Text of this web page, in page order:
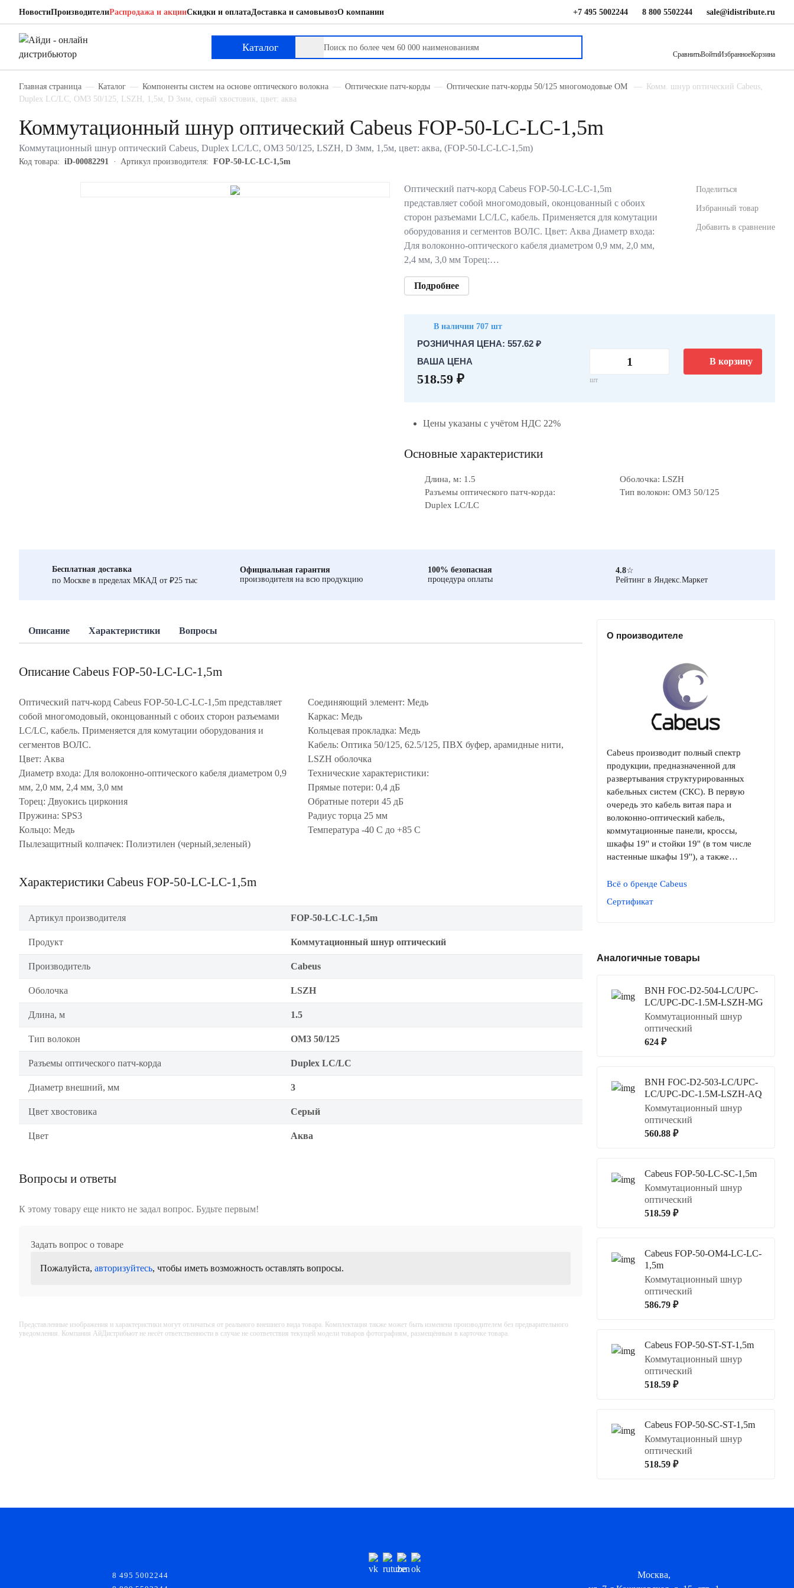
НовостиПроизводителиРаспродажа и акцииСкидки и оплатаДоставка и самовывозО компании +7 495 5002244 8 800 5502244 sale@idistribute.ru
Каталог
СравнитьВойтиИзбранноеКорзина
Главная страница Каталог Компоненты систем на основе оптического волокна Оптические патч-корды Оптические патч-корды 50/125 многомодовые ОМ
Комм. шнур оптический Cabeus,
Duplex LC/LC, OM3 50/125, LSZH, 1,5м, D 3мм, серый хвостовик, цвет: аква
Коммутационный шнур оптический Cabeus FOP-50-LC-LC-1,5m
Коммутационный шнур оптический Cabeus, Duplex LC/LC, OM3 50/125, LSZH, D 3мм, 1,5м, цвет: аква, (FOP-50-LC-LC-1,5m)
Код товара: iD-00082291 Артикул производителя: FOP-50-LC-LC-1,5m
Оптический патч-корд Cabeus FOP-50-LC-LC-1,5m
представляет собой многомодовый, оконцованный с обоих
сторон разъемами LC/LC, кабель. Применяется для комутации
оборудования и сегментов ВОЛС. Цвет: Аква Диаметр входа:
Для волоконно-оптического кабеля диаметром 0,9 мм, 2,0 мм,
2,4 мм, 3,0 мм Торец:…
Подробнее
Поделиться
Избранный товар
Добавить в сравнение
В наличии 707 шт
РОЗНИЧНАЯ ЦЕНА: 557.62 ₽
ВАША ЦЕНА
518.59 ₽ шт
В корзину
Цены указаны с учётом НДС 22%
Основные характеристики
Длина, м: 1.5
Оболочка: LSZH
Разъемы оптического патч-корда:
Duplex LC/LC
Тип волокон: OM3 50/125
Бесплатная доставка
по Москве в пределах МКАД от ₽25 тыс
Официальная гарантия
производителя на всю продукцию
100% безопасная
процедура оплаты
4.8☆
Рейтинг в Яндекс.Маркет
Описание Характеристики Вопросы
Описание Cabeus FOP-50-LC-LC-1,5m
Оптический патч-корд Cabeus FOP-50-LC-LC-1,5m представляет
собой многомодовый, оконцованный с обоих сторон разъемами
LC/LC, кабель. Применяется для комутации оборудования и
сегментов ВОЛС.
Цвет: Аква
Диаметр входа: Для волоконно-оптического кабеля диаметром 0,9
мм, 2,0 мм, 2,4 мм, 3,0 мм
Торец: Двуокись циркония
Пружина: SPS3
Кольцо: Медь
Пылезащитный колпачек: Полиэтилен (черный,зеленый)
Соединяющий элемент: Медь
Каркас: Медь
Кольцевая прокладка: Медь
Кабель: Оптика 50/125, 62.5/125, ПВХ буфер, арамидные нити,
LSZH оболочка
Технические характеристики:
Прямые потери: 0,4 дБ
Обратные потери 45 дБ
Радиус торца 25 мм
Температура -40 C дo +85 C
Характеристики Cabeus FOP-50-LC-LC-1,5m
Артикул производителя FOP-50-LC-LC-1,5m
Продукт Коммутационный шнур оптический
Производитель Cabeus
Оболочка LSZH
Длина, м 1.5
Тип волокон OM3 50/125
Разъемы оптического патч-корда Duplex LC/LC
Диаметр внешний, мм 3
Цвет хвостовика Серый
Цвет Аква
Вопросы и ответы
К этому товару еще никто не задал вопрос. Будьте первым!
Задать вопрос о товаре
Пожалуйста, авторизуйтесь, чтобы иметь возможность оставлять вопросы.
Представленные изображения и характеристики могут отличаться от реального внешнего вида товара. Комплектация также может быть изменена производителем без предварительного
уведомления. Компания АйДистрибьют не несёт ответственности в случае не соответствия текущей модели товаров фотографиям, размещённым в карточке товара.
О производителе
Cabeus производит полный спектр
продукции, предназначенной для
развертывания структурированных
кабельных систем (СКС). В первую
очередь это кабель витая пара и
волоконно-оптический кабель,
коммутационные панели, кроссы,
шкафы 19'' и стойки 19'' (в том числе
настенные шкафы 19''), а также…
Всё о бренде Cabeus
Сертификат
Аналогичные товары
BNH FOC-D2-504-LC/UPC-
LC/UPC-DC-1.5M-LSZH-MG
Коммутационный шнур
оптический
624 ₽
BNH FOC-D2-503-LC/UPC-
LC/UPC-DC-1.5M-LSZH-AQ
Коммутационный шнур
оптический
560.88 ₽
Cabeus FOP-50-LC-SC-1,5m
Коммутационный шнур
оптический
518.59 ₽
Cabeus FOP-50-OM4-LC-LC-
1,5m
Коммутационный шнур
оптический
586.79 ₽
Cabeus FOP-50-ST-ST-1,5m
Коммутационный шнур
оптический
518.59 ₽
Cabeus FOP-50-SC-ST-1,5m
Коммутационный шнур
оптический
518.59 ₽
Cabeus FOP-50-LC-LC-1,5m
Коммутационный шнур оптический
8 495 5002244
Москва,